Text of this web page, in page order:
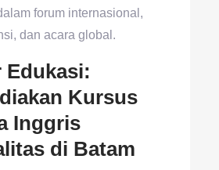
forum internasional,
dan acara global.
Edukasi:
Kursus
Inggris
di Batam